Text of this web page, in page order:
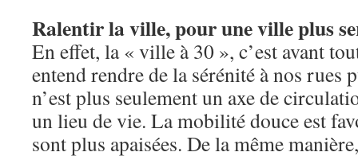
Ralentir la ville, pour une ville plus
En effet, la « ville à 30 », c’est avant
entend rendre de la sérénité à nos rues
n’est plus seulement un axe de
un lieu de vie. La mobilité douce est
sont plus apaisées. De la même